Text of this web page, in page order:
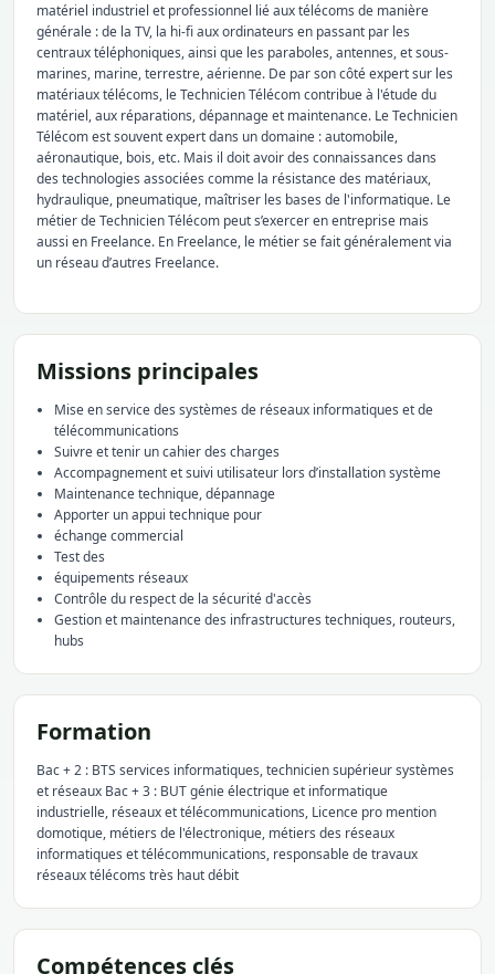
matériel industriel et professionnel lié aux télécoms de manière
générale : de la TV, la hi-fi aux ordinateurs en passant par les
centraux téléphoniques, ainsi que les paraboles, antennes, et sous-
marines, marine, terrestre, aérienne. De par son côté expert sur les
matériaux télécoms, le Technicien Télécom contribue à l'étude du
matériel, aux réparations, dépannage et maintenance. Le Technicien
Télécom est souvent expert dans un domaine : automobile,
aéronautique, bois, etc. Mais il doit avoir des connaissances dans
des technologies associées comme la résistance des matériaux,
hydraulique, pneumatique, maîtriser les bases de l'informatique. Le
métier de Technicien Télécom peut s’exercer en entreprise mais
aussi en Freelance. En Freelance, le métier se fait généralement via
un réseau d’autres Freelance.
Missions principales
Mise en service des systèmes de réseaux informatiques et de
télécommunications
Suivre et tenir un cahier des charges
Accompagnement et suivi utilisateur lors d’installation système
Maintenance technique, dépannage
Apporter un appui technique pour
échange commercial
Test des
équipements réseaux
Contrôle du respect de la sécurité d'accès
Gestion et maintenance des infrastructures techniques, routeurs,
hubs
Formation
Bac + 2 : BTS services informatiques, technicien supérieur systèmes
et réseaux Bac + 3 : BUT génie électrique et informatique
industrielle, réseaux et télécommunications, Licence pro mention
domotique, métiers de l'électronique, métiers des réseaux
informatiques et télécommunications, responsable de travaux
réseaux télécoms très haut débit
Compétences clés